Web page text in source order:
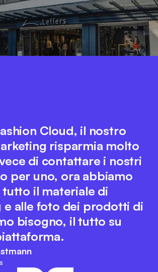
dei dati di prodotto
ERP con Fashion
notevolmente i
interni. Ora
di immagini dei singoli
sistema, il che semplifica
la rendicontazione
riordino.
Cloud, il nostro
risparmia molto
di contattare i nostri
per uno, ora abbiamo
tutto il materiale di
e alle foto dei prodotti di
bisogno, il tutto su
IT e di quello della
innovativa alla base
favorisce una
fluida tra tutti gli
per ottimizzare i
Allo stesso tempo,
Cloud mantiene il
orientato al cliente e
approccio è in linea
e gli obiettivi di L&T!